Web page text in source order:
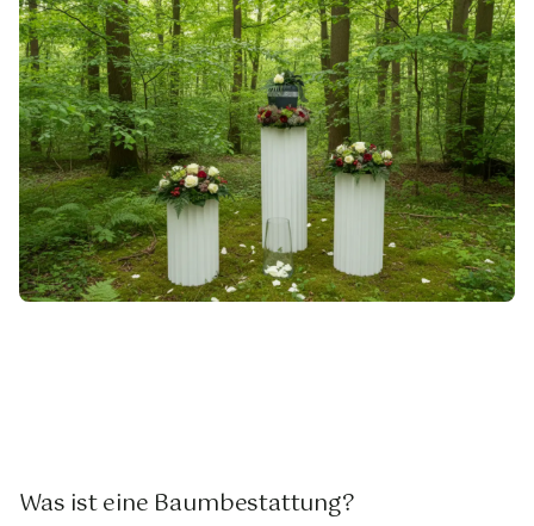
Was ist eine Baumbestattung?